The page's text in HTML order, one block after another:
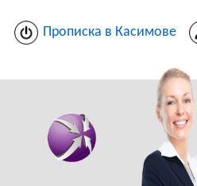
Прописка в Касимове